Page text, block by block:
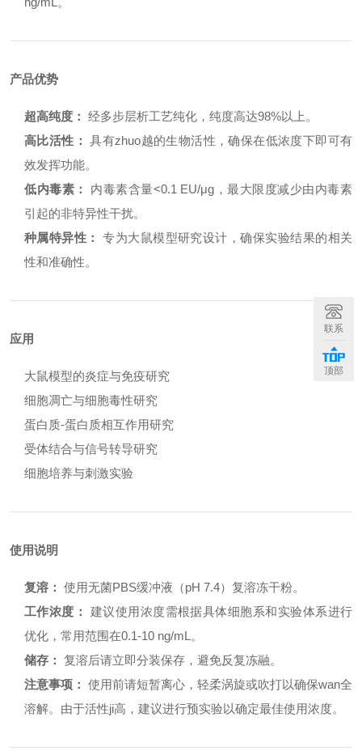
产品优势
超高纯度： 经多步层析工艺纯化，纯度高达98%以上。
高比活性： 具有zhuo越的生物活性，确保在低浓度下即可有
效发挥功能。
低内毒素：
内毒素含量<0.1 EU/μg，最大限度减少由内毒素
引起的非特异性干扰。
种属特异性：
专为大鼠模型研究设计，确保实验结果的相关
性和准确性。
应用
大鼠模型的炎症与免疫研究
细胞凋亡与细胞毒性研究
蛋白质-蛋白质相互作用研究
受体结合与信号转导研究
细胞培养与刺激实验
使用说明
复溶： 使用无菌PBS缓冲液（pH 7.4）复溶冻干粉。
工作浓度：
建议使用浓度需根据具体细胞系和实验体系进行
优化，常用范围在0.1-10 ng/mL。
储存： 复溶后请立即分装保存，避免反复冻融。
注意事项： 使用前请短暂离心，轻柔涡旋或吹打以确保wan全
溶解。由于活性ji高，建议进行预实验以确定最佳使用浓度。
联系
顶部